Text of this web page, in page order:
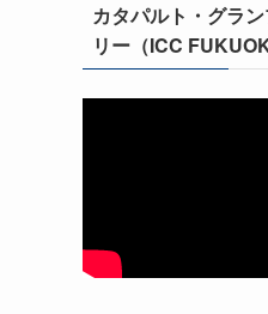
カタパルト・グラ
リー（ICC